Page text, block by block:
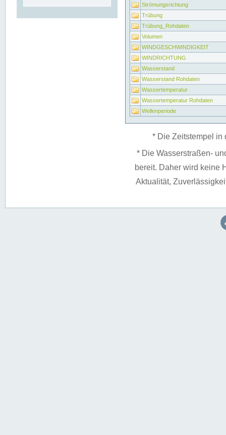
Strömungsrichtung
Trübung
Trübung_Rohdaten
Volumen
WINDGESCHWINDIGKEIT
WINDRICHTUNG
Wasserstand
Wasserstand Rohdaten
Wassertemperatur
Wassertemperatur Rohdaten
Wellenperiode
* Die Zeitstempel in
* Die Wasserstraßen-
bereit. Daher wird keine
Aktualität,